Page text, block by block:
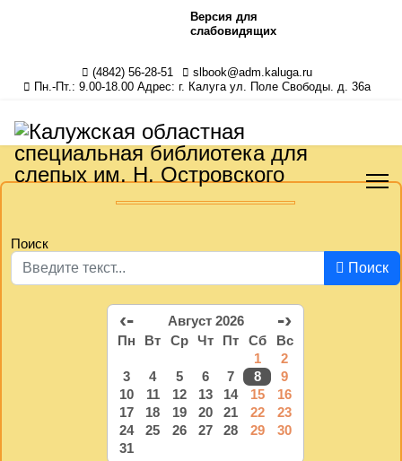
Версия для
слабовидящих
(4842) 56-28-51
slbook@adm.kaluga.ru
Пн.-Пт.: 9.00-18.00 Адрес: г. Калуга ул. Поле Свободы. д. 36а
Поиск
Поиск
‹- Август 2026 -›
Пн Вт Ср Чт Пт Сб
Вс
1
2
3
4 5 6 7 8
9
10
11 12 13 14 15
16
17
18 19 20 21 22
23
24
25 26 27 28 29
30
31